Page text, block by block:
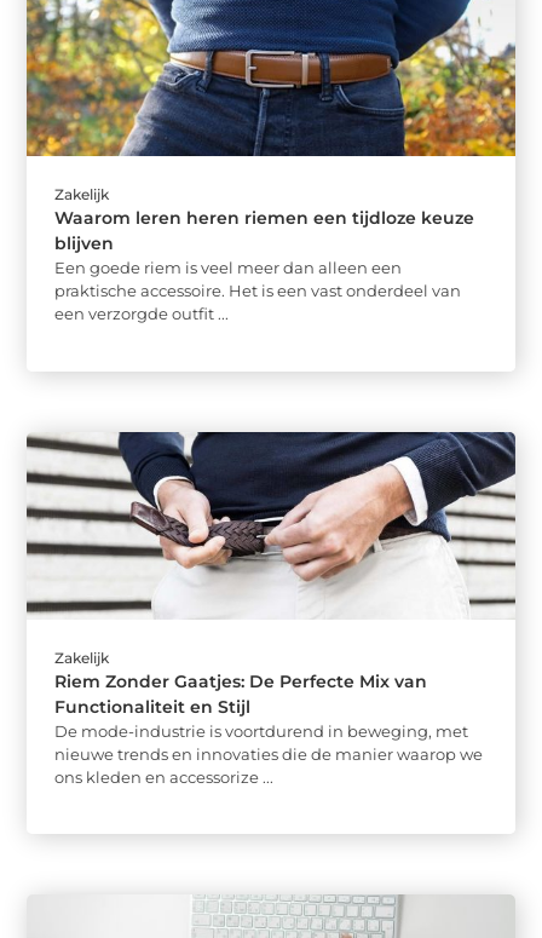
Zakelijk
Waarom leren heren riemen een tijdloze keuze
blijven
Een goede riem is veel meer dan alleen een
praktische accessoire. Het is een vast onderdeel van
een verzorgde outfit ...
Zakelijk
Riem Zonder Gaatjes: De Perfecte Mix van
Functionaliteit en Stijl
De mode-industrie is voortdurend in beweging, met
nieuwe trends en innovaties die de manier waarop we
ons kleden en accessorize ...